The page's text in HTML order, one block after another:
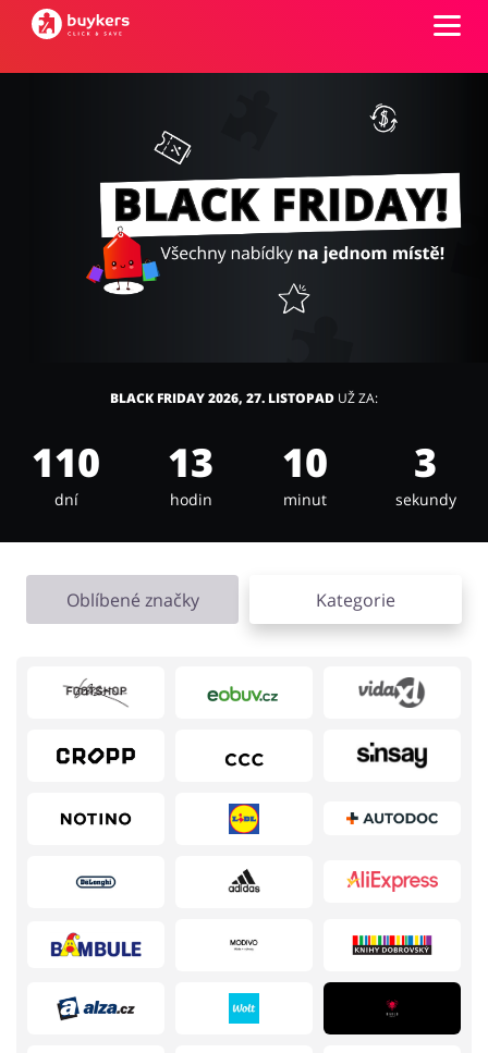
Kancelářské potřeby Chovatelské potřeby
Pro děti Dům, interiér a zahrada
Knihy, filmy, hry a hudba
Finance a pojištění Počítače foto a elektronika
Auto Oblečení, obuv a doplňky
Turistika a cestování
Obchody
Přihlásit se
Registrovat
BLACK FRIDAY 2026, 27. LISTOPAD UŽ ZA:
110
dní
13
hodin
10
minut
2
sekundy
Oblíbené značky Kategorie